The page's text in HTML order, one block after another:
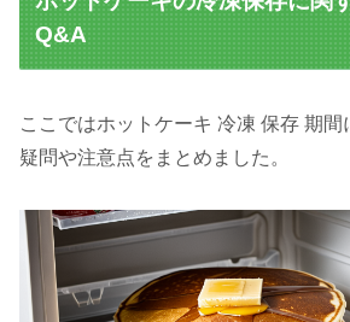
Q&A
ここではホットケーキ 冷凍 保存 期間
疑問や注意点をまとめました。